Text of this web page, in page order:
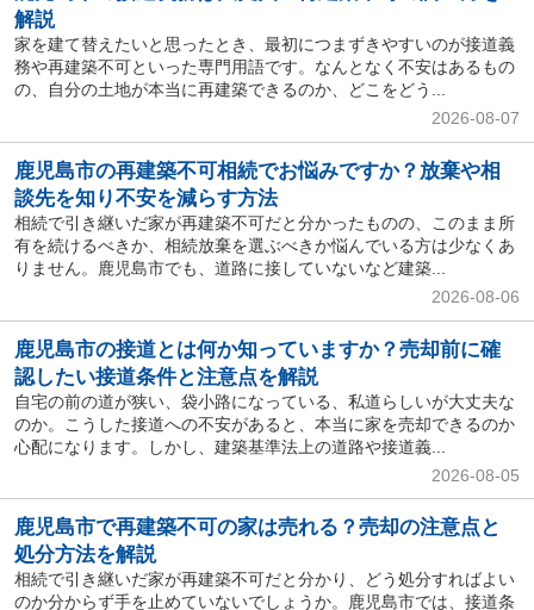
解説
家を建て替えたいと思ったとき、最初につまずきやすいのが接道義
務や再建築不可といった専門用語です。なんとなく不安はあるもの
の、自分の土地が本当に再建築できるのか、どこをどう...
2026-08-07
鹿児島市の再建築不可相続でお悩みですか？放棄や相
談先を知り不安を減らす方法
相続で引き継いだ家が再建築不可だと分かったものの、このまま所
有を続けるべきか、相続放棄を選ぶべきか悩んでいる方は少なくあ
りません。鹿児島市でも、道路に接していないなど建築...
2026-08-06
鹿児島市の接道とは何か知っていますか？売却前に確
認したい接道条件と注意点を解説
自宅の前の道が狭い、袋小路になっている、私道らしいが大丈夫な
のか。こうした接道への不安があると、本当に家を売却できるのか
心配になります。しかし、建築基準法上の道路や接道義...
2026-08-05
鹿児島市で再建築不可の家は売れる？売却の注意点と
処分方法を解説
相続で引き継いだ家が再建築不可だと分かり、どう処分すればよい
のか分からず手を止めていないでしょうか。鹿児島市では、接道条